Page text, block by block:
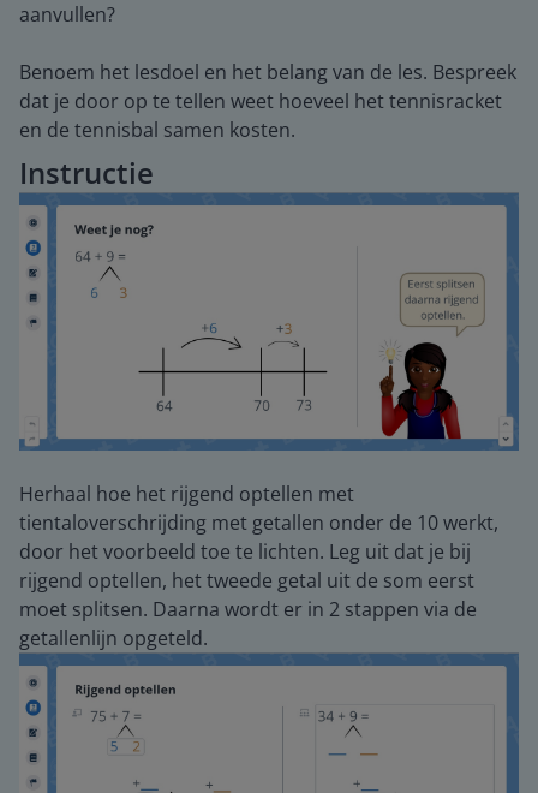
aanvullen?
Benoem het lesdoel en het belang van de les. Bespreek
dat je door op te tellen weet hoeveel het tennisracket
en de tennisbal samen kosten.
Instructie
Herhaal hoe het rijgend optellen met
tientaloverschrijding met getallen onder de 10 werkt,
door het voorbeeld toe te lichten. Leg uit dat je bij
rijgend optellen, het tweede getal uit de som eerst
moet splitsen. Daarna wordt er in 2 stappen via de
getallenlijn opgeteld.